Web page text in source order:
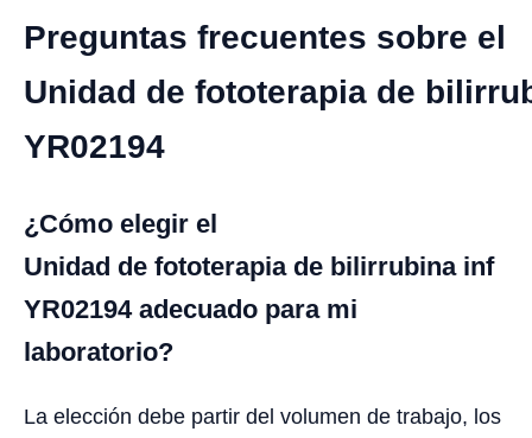
Preguntas frecuentes sobre el
Unidad de fototerapia de
YR02194
¿Cómo elegir el
Unidad de fototerapia de bilirrubina inf
YR02194 adecuado para mi
laboratorio?
La elección debe partir del volumen de trabajo, los